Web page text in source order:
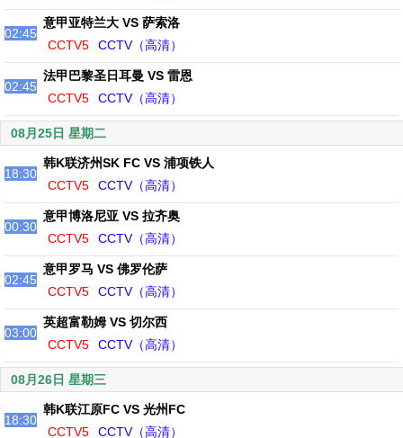
02:45
意甲亚特兰大 VS 萨索洛
CCTV5
CCTV（高清）
02:45
法甲巴黎圣日耳曼 VS 雷恩
CCTV5
CCTV（高清）
08月25日 星期二
18:30
韩K联济州SK FC VS 浦项铁人
CCTV5
CCTV（高清）
00:30
意甲博洛尼亚 VS 拉齐奥
CCTV5
CCTV（高清）
02:45
意甲罗马 VS 佛罗伦萨
CCTV5
CCTV（高清）
03:00
英超富勒姆 VS 切尔西
CCTV5
CCTV（高清）
08月26日 星期三
18:30
韩K联江原FC VS 光州FC
CCTV5
CCTV（高清）